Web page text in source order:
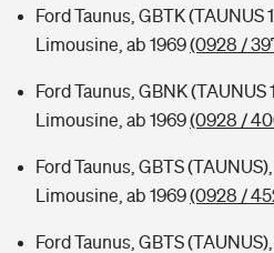
Ford Taunus, GBTK (TAUNUS
Limousine, ab 1969(0928 /
Ford Taunus, GBNK (TAUNUS
Limousine, ab 1969(0928 /
Ford Taunus, GBTS
Limousine, ab 1969(0928 /
Ford Taunus, GBTS